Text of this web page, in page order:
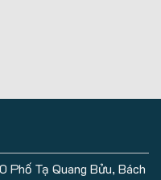
Tạ Quang Bửu, Bách